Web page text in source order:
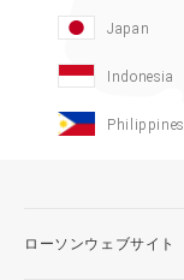
Japan
Indonesia
Philippines
ローソンウェブサイト